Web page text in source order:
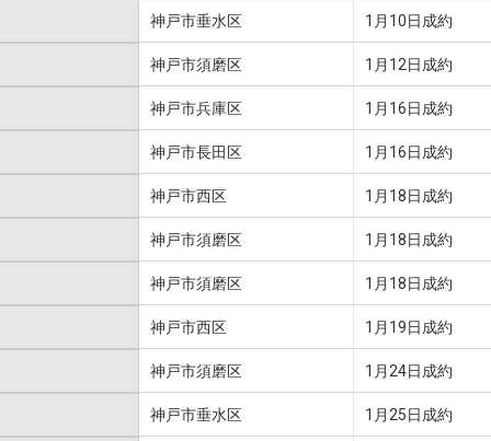
神戸市垂水区 1月10日成約
神戸市須磨区 1月12日成約
神戸市兵庫区 1月16日成約
神戸市長田区 1月16日成約
神戸市西区 1月18日成約
神戸市須磨区 1月18日成約
神戸市須磨区 1月18日成約
神戸市西区 1月19日成約
神戸市須磨区 1月24日成約
神戸市垂水区 1月25日成約